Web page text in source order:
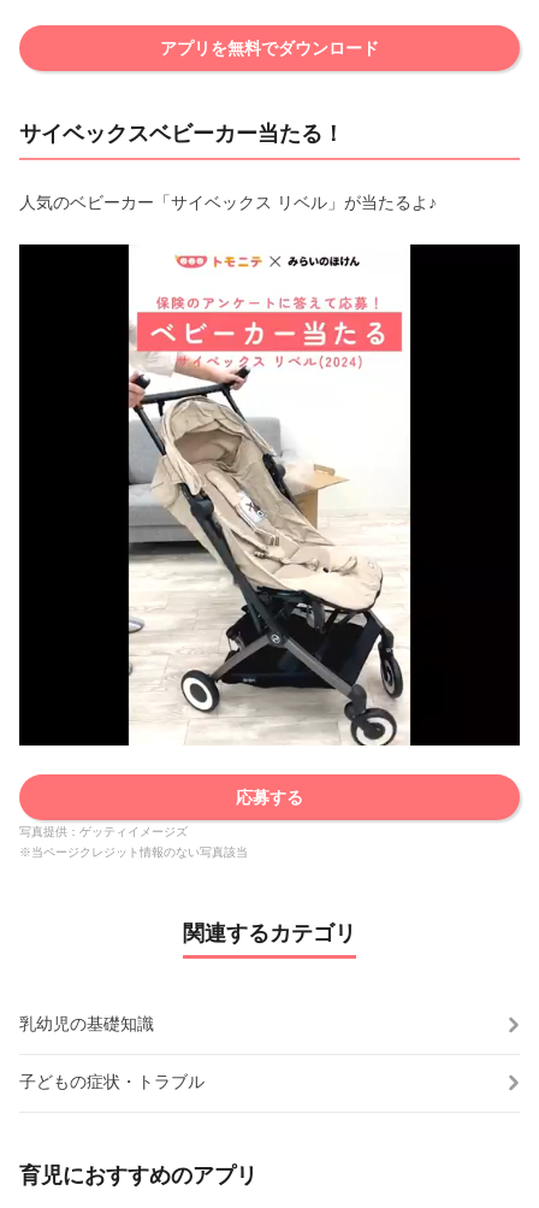
アプリを無料でダウンロード
サイベックスベビーカー当たる！
人気のベビーカー「サイベックス リベル」が当たるよ♪
応募する
写真提供：ゲッティイメージズ
※当ページクレジット情報のない写真該当
関連するカテゴリ
乳幼児の基礎知識
子どもの症状・トラブル
育児におすすめのアプリ